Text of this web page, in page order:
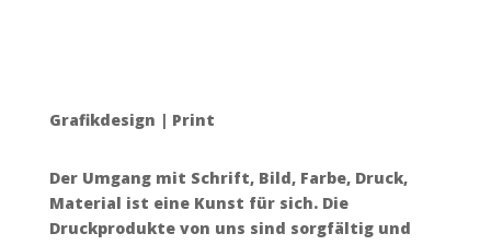
Grafikdesign | Print
Der Umgang mit Schrift, Bild, Farbe, Druck,
Material ist eine Kunst für sich. Die
Druckprodukte von uns sind sorgfältig und